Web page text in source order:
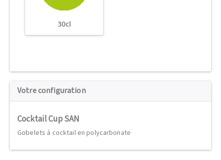
30cl
Votre configuration
Cocktail Cup SAN
Gobelets à cocktail en polycarbonate